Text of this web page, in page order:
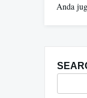
Anda